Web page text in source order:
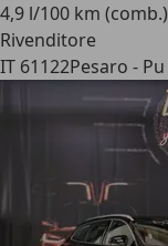
4,9 l/100 km (comb.)
Rivenditore
IT 61122Pesaro - Pu